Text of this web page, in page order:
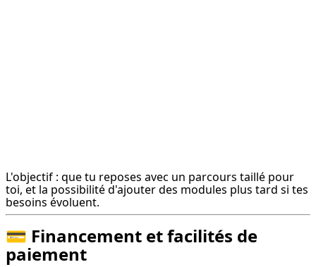
L'objectif : que tu reposes avec un parcours taillé pour
toi, et la possibilité d'ajouter des modules plus tard si tes
besoins évoluent.
💳 Financement et facilités de
paiement